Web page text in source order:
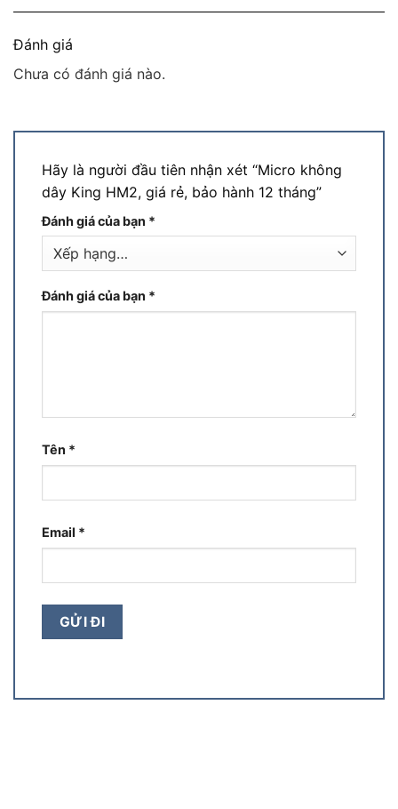
Đánh giá
Chưa có đánh giá nào.
Hãy là người đầu tiên nhận xét “Micro không
dây King HM2, giá rẻ, bảo hành 12 tháng”
Đánh giá của bạn *
Đánh giá của bạn *
Tên *
Email *